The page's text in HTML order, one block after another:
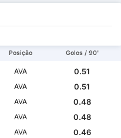
Posição Golos / 90'
AVA
0.51
AVA
0.51
AVA
0.48
AVA
0.48
AVA
0.46